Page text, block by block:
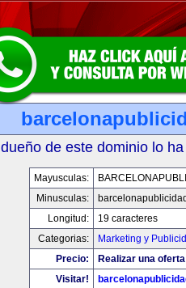
de este dominio lo
Mayusculas:
Minusculas:
Longitud:
19 caracteres
Categorias:
Marketing y
Precio:
Realizar una
Visitar!